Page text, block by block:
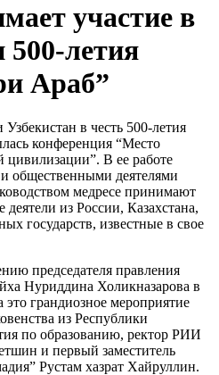
участие в
500-летия
Араб”
в честь 500-летия
конференция “Место
цивилизации”. В ее работе
общественными деятелями
медресе принимают
из России, Казахстана,
государств, известные в свое
председателя правления
Нуриддина Холикназарова в
это грандиозное мероприятие
из Республики
по образованию, ректор РИИ
и первый заместитель
Рустам хазрат Хайруллин.